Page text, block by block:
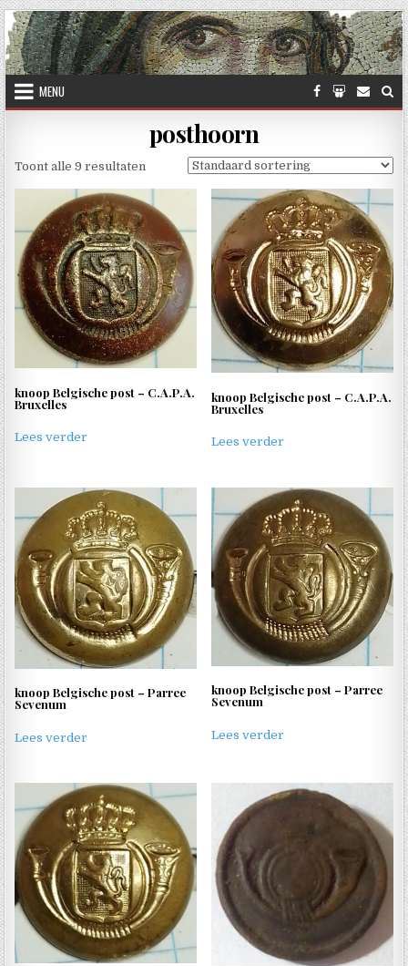
Skip to content
MENU
posthoorn
Toont alle 9 resultaten
knoop Belgische post – C.A.P.A.
Bruxelles
Lees verder
knoop Belgische post – C.A.P.A.
Bruxelles
Lees verder
knoop Belgische post – Parree
Sevenum
Lees verder
knoop Belgische post – Parree
Sevenum
Lees verder